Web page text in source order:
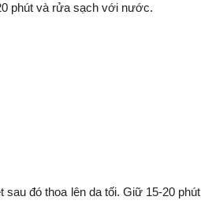
phút và rửa sạch với nước.
đó thoa lên da tối. Giữ 15-20 phút